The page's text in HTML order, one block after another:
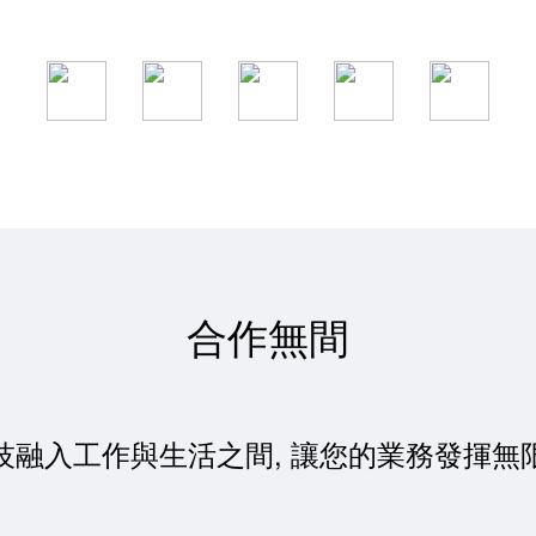
合作無間
融入工作與生活之間, 讓您的業務發揮無